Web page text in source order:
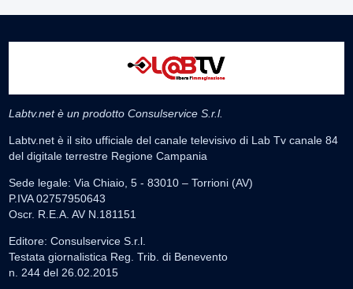
Labtv.net è un prodotto Consulservice S.r.l.
Labtv.net è il sito ufficiale del canale televisivo di Lab Tv canale 84
del digitale terrestre Regione Campania
Sede legale: Via Chiaio, 5 - 83010 – Torrioni (AV)
P.IVA 02757950643
Oscr. R.E.A. AV N.181151
Editore: Consulservice S.r.l.
Testata giornalistica Reg. Trib. di Benevento
n. 244 del 26.02.2015